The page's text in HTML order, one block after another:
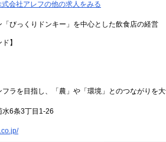
式会社アレフの他の求人をみる
びっくりドンキー」を中心とした飲食店の経営
】
ラを目指し、「農」や「環境」とのつながりを
水6条3丁目1-26